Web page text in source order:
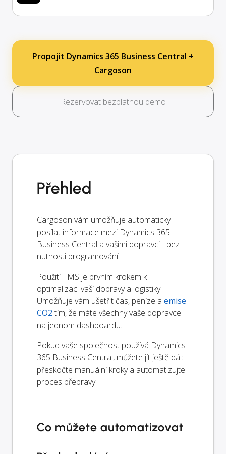
Propojit Dynamics 365 Business Central +
Cargoson
Rezervovat bezplatnou demo
Přehled
Cargoson vám umožňuje automaticky
posílat informace mezi Dynamics 365
Business Central a vašimi dopravci - bez
nutnosti programování.
Použití TMS je prvním krokem k
optimalizaci vaší dopravy a logistiky.
Umožňuje vám ušetřit čas, peníze a emise
CO2 tím, že máte všechny vaše dopravce
na jednom dashboardu.
Pokud vaše společnost používá Dynamics
365 Business Central, můžete jít ještě dál:
přeskočte manuální kroky a automatizujte
proces přepravy.
Co můžete automatizovat